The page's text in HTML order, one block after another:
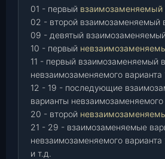
01 - первый взаимозаменяемый
02 - второй взаимозаменяемый
09 - девятый
10 - первый
11 - первый взаимозаменяемый
невзаимозаменяемого варианта
12 - 19 - последующие
варианты невзаимозаменяемого
20 - второй
21 - 29 - взаимозаменяемые
невзаимозаменяемого варианта
и т.д.